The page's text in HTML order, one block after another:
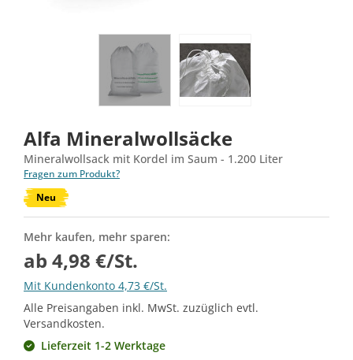
Alfa Mineralwollsäcke
Mineralwollsack mit Kordel im Saum - 1.200 Liter
Fragen zum Produkt?
Neu
Mehr kaufen, mehr sparen:
ab 4,98 €/St.
Mit Kundenkonto 4,73 €/St.
Alle Preisangaben inkl. MwSt. zuzüglich evtl.
Versandkosten.
Lieferzeit 1-2 Werktage